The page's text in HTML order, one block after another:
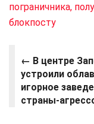
пограничника,
блокпосту
← В центре
устроили
игорное
страны-